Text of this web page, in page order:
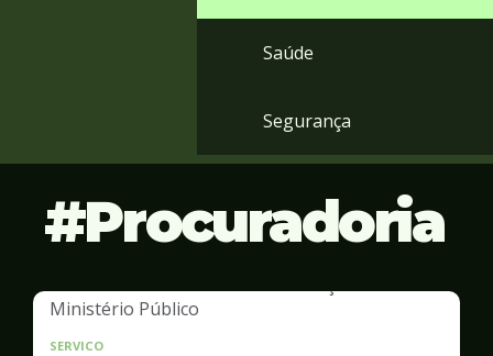
Saúde
Segurança
Procuradoria
SERVICO